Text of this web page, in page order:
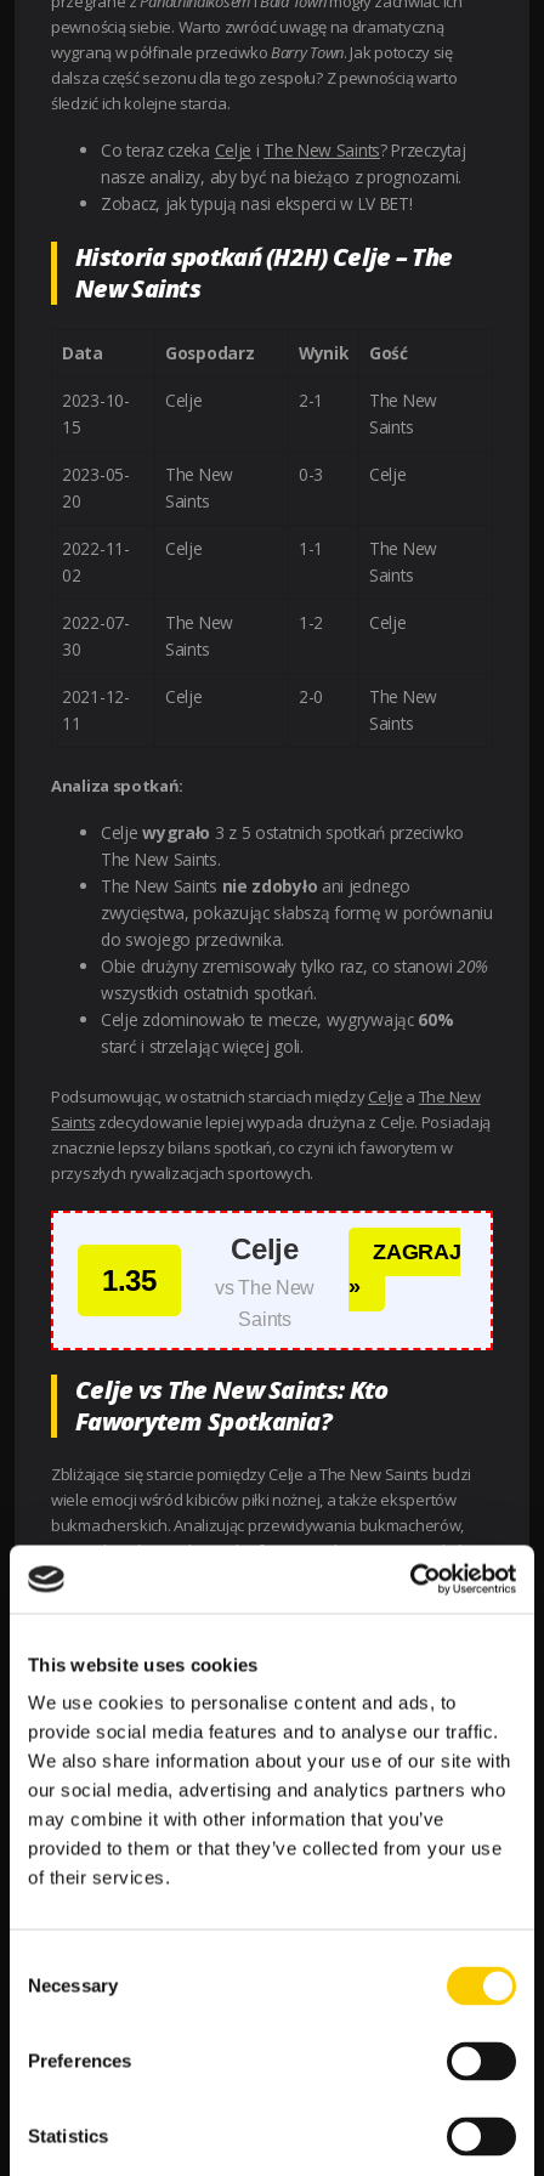
This website uses cookies
We use cookies to personalise content and ads, to
provide social media features and to analyse our traffic.
We also share information about your use of our site with
our social media, advertising and analytics partners who
may combine it with other information that you’ve
provided to them or that they’ve collected from your use
of their services.
Selection
Necessary
Preferences
Statistics
pewnością siebie. Warto zwrócić uwagę na dramatyczną
wygraną w półfinale przeciwkoBarry Town. Jak potoczy się
dalsza część sezonu dla tego zespołu? Z pewnością warto
śledzić ich kolejne starcia.
Co teraz czeka Celje i The New Saints? Przeczytaj
nasze analizy, aby być na bieżąco z prognozami.
Zobacz, jak typują nasi eksperci w LV BET!
Historia spotkań (H2H) Celje – The
New Saints
Data Gospodarz Wynik Gość
2023-10-
15
Celje 2-1
The New
Saints
2023-05-
20
The New
Saints
0-3 Celje
2022-11-
02
Celje 1-1
The New
Saints
2022-07-
30
The New
Saints
1-2 Celje
2021-12-
11
Celje 2-0
The New
Saints
Analiza spotkań:
Celjewygrało 3 z 5 ostatnich spotkań przeciwko
The New Saints.
The New Saints nie zdobyło ani jednego
zwycięstwa, pokazując słabszą formę w porównaniu
do swojego przeciwnika.
Obie drużyny zremisowały tylko raz, co stanowi 20%
wszystkich ostatnich spotkań.
Celje zdominowało te mecze, wygrywając 60%
starć i strzelając więcej goli.
Podsumowując, w ostatnich starciach międzyCelje a The New
Saints zdecydowanie lepiej wypada drużyna z Celje. Posiadają
znacznie lepszy bilans spotkań, co czyni ich faworytem w
przyszłych rywalizacjach sportowych.
1.35
Celje
vs The New
Saints
ZAGRAJ
»
Celje vs The New Saints: Kto
Faworytem Spotkania?
Zbliżające się starcie pomiędzy Celje a The New Saints budzi
wiele emocji wśród kibiców piłki nożnej, a także ekspertów
bukmacherskich. Analizując przewidywania bukmacherów,
warto skupić się na kursach oferowanych przez LV BET, które
jednoznacznie wskazują, kto jest faworytem tego meczu.
co sugeruje, że to właśnie oni mają największe szanse na
triumf w tym pojedynku. Przyjrzyjmy się bliżej tym prognozom
oraz czynnikom, które mogą wpływać na przewagę Celje.
Kursy od LV BET:
–Zwycięstwo Celje:1.35
–Remis:5.30
–
Zwycięstwo The New Saints:
zwycięstwo Celje, wynoszący 1.35. W świecie zakładów
analityków co do określonego wyniku. W związku z tym, Celje
uznawane jest za silnego kandydata do zdobycia trzech
Dla porównania, kurs na remis to 5.30, a na zwycięstwo The